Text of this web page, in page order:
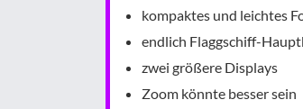
kompaktes und leichtes
endlich Flaggschiff-
zwei größere Displays
Zoom könnte besser sein